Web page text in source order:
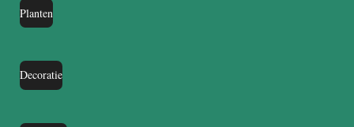
Planten
Decoratie